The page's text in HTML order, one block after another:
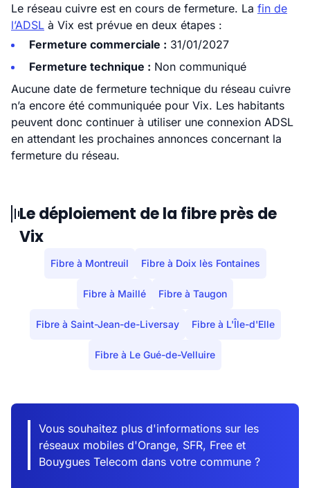
Le réseau cuivre est en cours de fermeture. La fin de
l’ADSL à Vix est prévue en deux étapes :
Fermeture commerciale : 31/01/2027
Fermeture technique : Non communiqué
Aucune date de fermeture technique du réseau cuivre
n’a encore été communiquée pour Vix. Les habitants
peuvent donc continuer à utiliser une connexion ADSL
en attendant les prochaines annonces concernant la
fermeture du réseau.
Le déploiement de la fibre près de
Vix
Fibre à Montreuil Fibre à Doix lès Fontaines
Fibre à Maillé Fibre à Taugon
Fibre à Saint-Jean-de-Liversay Fibre à L'Île-d'Elle
Fibre à Le Gué-de-Velluire
Vous souhaitez plus d'informations sur les
réseaux mobiles d'Orange, SFR, Free et
Bouygues Telecom dans votre commune ?